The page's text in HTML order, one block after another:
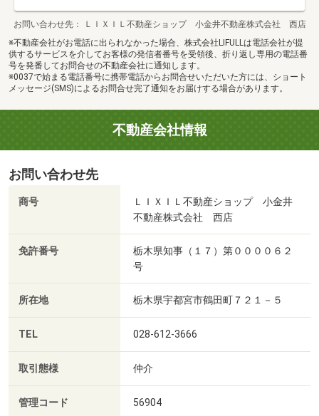
お問い合わせ先
ＬＩＸＩＬ不動産ショップ 小金井不動産株式会社 西店
※不動産会社がお電話に出られなかった場合、株式会社LIFULLは電話会社が提
供するサービスを介してお客様の発信者番号を受領後、折り返し専用の電話番
号を発番してお問合せの不動産会社に通知します。
※0037で始まる電話番号に携帯電話からお問合せいただいた方には、ショート
メッセージ(SMS)によるお問合せ完了通知をお届けする場合があります。
不動産会社情報
お問い合わせ先
商号
ＬＩＸＩＬ不動産ショップ 小金井
不動産株式会社 西店
免許番号
栃木県知事（１７）第００００６２
号
所在地 栃木県宇都宮市鶴田町７２１－５
TEL 028-612-3666
取引態様 仲介
管理コード 56904